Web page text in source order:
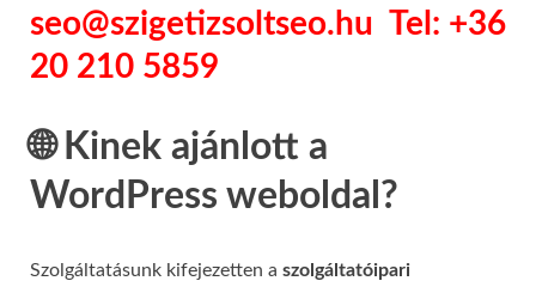
seo@szigetizsoltseo.hu Tel: +36
20 210 5859
🌐 Kinek ajánlott a
WordPress weboldal?
Szolgáltatásunk kifejezetten a szolgáltatóipari